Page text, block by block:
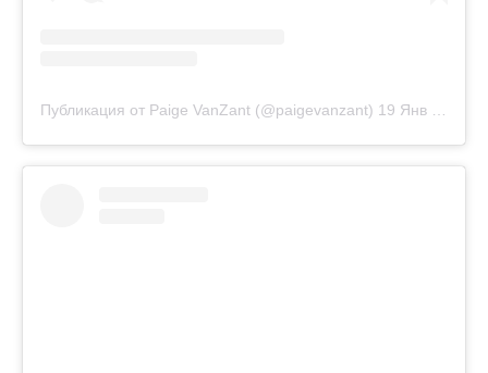
Публикация от Paige VanZant (@paigevanzant) 19 Янв 2019 в 11:02 PST